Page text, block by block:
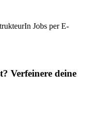
Jobs per E-
Verfeinere deine